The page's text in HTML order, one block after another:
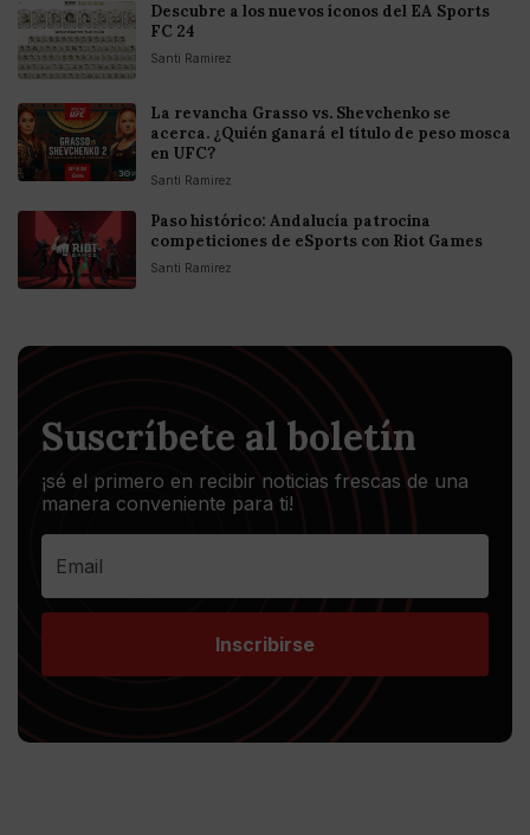
Descubre a los nuevos íconos del EA Sports
FC 24
Santi Ramirez
La revancha Grasso vs. Shevchenko se
acerca. ¿Quién ganará el título de peso mosca
en UFC?
Santi Ramirez
Paso histórico: Andalucía patrocina
competiciones de eSports con Riot Games
Santi Ramirez
Suscríbete al boletín
¡sé el primero en recibir noticias frescas de una
manera conveniente para ti!
Inscribirse